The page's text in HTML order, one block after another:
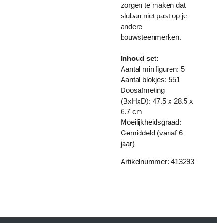
zorgen te maken dat
sluban niet past op je
andere
bouwsteenmerken.
Inhoud set:
Aantal minifiguren: 5
Aantal blokjes: 551
Doosafmeting
(BxHxD): 47.5 x 28.5 x
6.7 cm
Moeilijkheidsgraad:
Gemiddeld (vanaf 6
jaar)
Artikelnummer: 413293